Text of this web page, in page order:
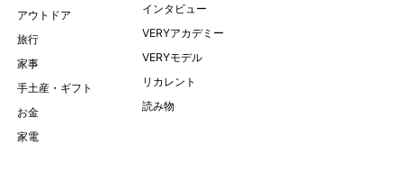
アウトドア
旅行
家事
手土産・ギフト
お金
家電
インタビュー
VERYアカデミー
VERYモデル
リカレント
読み物